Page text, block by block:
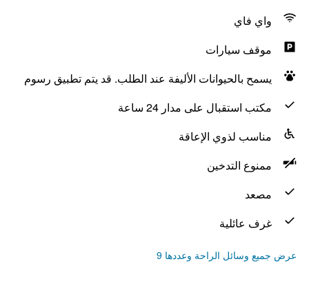
واي فاي
موقف سيارات
يسمح بالحيوانات الأليفة عند الطلب. قد يتم تطبيق رسوم
مكتب استقبال على مدار 24 ساعة
مناسب لذوي الإعاقة
ممنوع التدخين
مصعد
غرف عائلية
عرض جميع وسائل الراحة وعددها 9